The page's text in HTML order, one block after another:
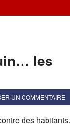
les
UN COMMENTAIRE
des habitants.